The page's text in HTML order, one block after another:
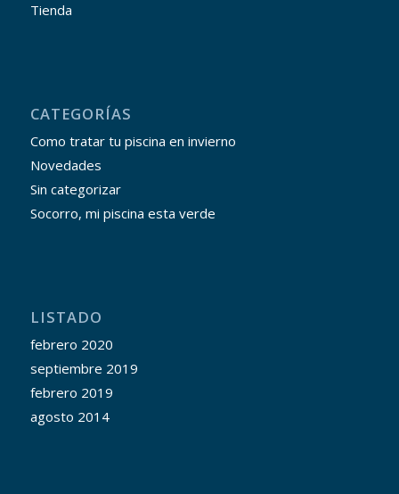
Tienda
CATEGORÍAS
Como tratar tu piscina en invierno
Novedades
Sin categorizar
Socorro, mi piscina esta verde
LISTADO
febrero 2020
septiembre 2019
febrero 2019
agosto 2014